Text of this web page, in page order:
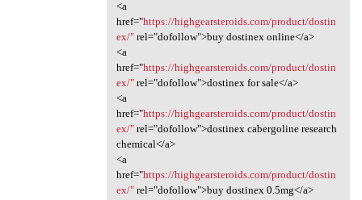
<a
href="https://highgearsteroids.com/product/dostin
ex/"rel="dofollow">buy dostinex online</a>
<a
href="https://highgearsteroids.com/product/dostin
ex/"rel="dofollow">dostinex for sale</a>
<a
href="https://highgearsteroids.com/product/dostin
ex/"rel="dofollow">dostinex cabergoline research
chemical</a>
<a
href="https://highgearsteroids.com/product/dostin
ex/"rel="dofollow">buy dostinex 0.5mg</a>